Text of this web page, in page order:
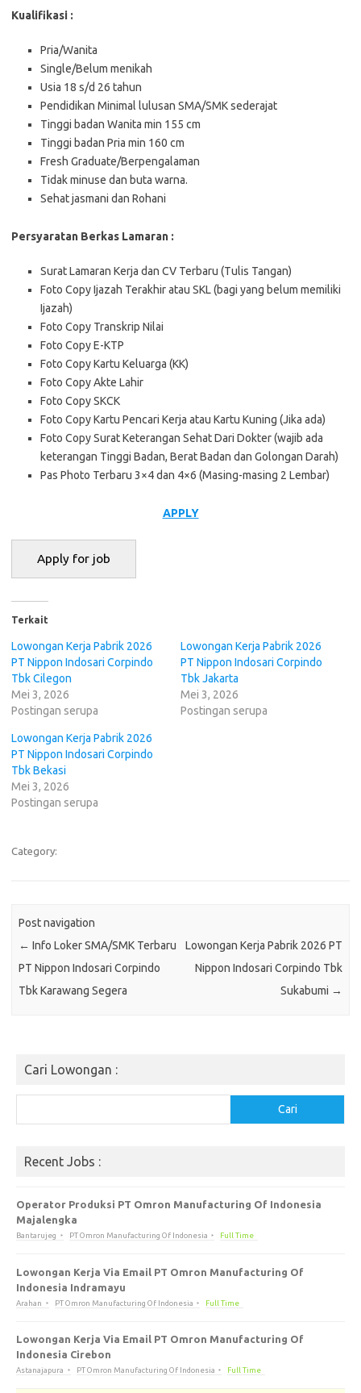
Kualifikasi :
Pria/Wanita
Single/Belum menikah
Usia 18 s/d 26 tahun
Pendidikan Minimal lulusan SMA/SMK sederajat
Tinggi badan Wanita min 155 cm
Tinggi badan Pria min 160 cm
Fresh Graduate/Berpengalaman
Tidak minuse dan buta warna.
Sehat jasmani dan Rohani
Persyaratan Berkas Lamaran :
Surat Lamaran Kerja dan CV Terbaru (Tulis Tangan)
Foto Copy Ijazah Terakhir atau SKL (bagi yang belum memiliki
Ijazah)
Foto Copy Transkrip Nilai
Foto Copy E-KTP
Foto Copy Kartu Keluarga (KK)
Foto Copy Akte Lahir
Foto Copy SKCK
Foto Copy Kartu Pencari Kerja atau Kartu Kuning (Jika ada)
Foto Copy Surat Keterangan Sehat Dari Dokter (wajib ada
keterangan Tinggi Badan, Berat Badan dan Golongan Darah)
Pas Photo Terbaru 3×4 dan 4×6 (Masing-masing 2 Lembar)
APPLY
Terkait
Lowongan Kerja Pabrik 2026
PT Nippon Indosari Corpindo
Tbk Cilegon
Mei 3, 2026
Postingan serupa
Lowongan Kerja Pabrik 2026
PT Nippon Indosari Corpindo
Tbk Jakarta
Mei 3, 2026
Postingan serupa
Lowongan Kerja Pabrik 2026
PT Nippon Indosari Corpindo
Tbk Bekasi
Mei 3, 2026
Postingan serupa
Category:
Post navigation
← Info Loker SMA/SMK Terbaru
PT Nippon Indosari Corpindo
Tbk Karawang Segera
Lowongan Kerja Pabrik 2026 PT
Nippon Indosari Corpindo Tbk
Sukabumi →
Cari Lowongan :
Cari
Recent Jobs :
Operator Produksi PT Omron Manufacturing Of Indonesia
Majalengka
Bantarujeg PT Omron Manufacturing Of Indonesia Full Time
Lowongan Kerja Via Email PT Omron Manufacturing Of
Indonesia Indramayu
Arahan PT Omron Manufacturing Of Indonesia Full Time
Lowongan Kerja Via Email PT Omron Manufacturing Of
Indonesia Cirebon
Astanajapura PT Omron Manufacturing Of Indonesia Full Time